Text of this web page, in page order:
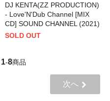
DJ KENTA(ZZ PRODUCTION)
- Love'N'Dub Channel [MIX
CD] SOUND CHANNEL (2021)
SOLD OUT
1-8商品
次へ